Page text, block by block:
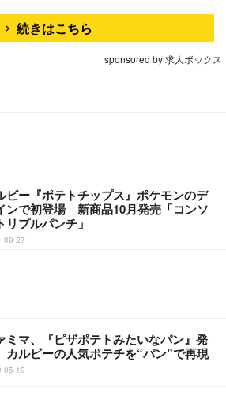
続きはこちら
sponsored by 求人ボックス
ビー『ポテトチップス』ポケモンのデ
ンで初登場 新商品10月発売「コンソ
リプルパンチ」
09-27
ミマ、『ピザポテトみたいなパン』発
ルビーの人気ポテチを“パン”で再現
05-19